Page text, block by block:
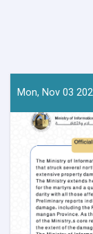
Mon, Nov 03